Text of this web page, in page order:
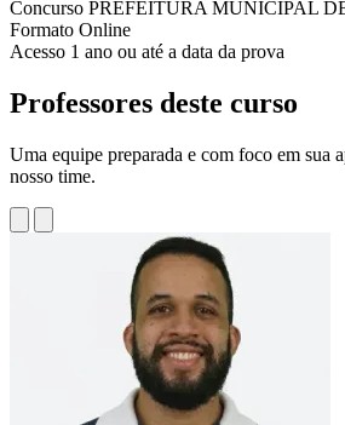
Concurso PREFEITURA MUNICIPAL
Formato Online
Acesso 1 ano ou até a data da prova
Professores deste curso
Uma equipe preparada e com foco em sua
nosso time.